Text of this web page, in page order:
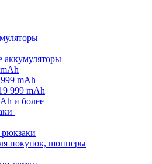
mAh
999 mAh
и более
покупок, шопперы